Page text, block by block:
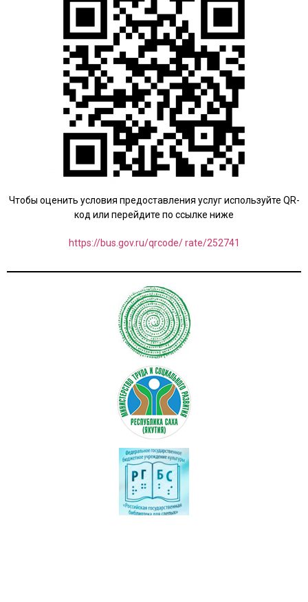
Чтобы оценить условия предоставления услуг используйте QR-
код или перейдите по ссылке ниже
https://bus.gov.ru/qrcode/ rate/252741